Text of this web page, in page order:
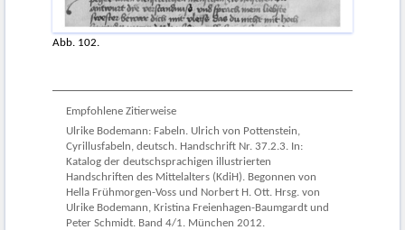
Abb. 102.
Empfohlene Zitierweise
Ulrike Bodemann: Fabeln. Ulrich von Pottenstein,
Cyrillusfabeln, deutsch. Handschrift Nr. 37.2.3. In:
Katalog der deutschsprachigen illustrierten
Handschriften des Mittelalters (KdiH). Begonnen von
Hella Frühmorgen-Voss und Norbert H. Ott. Hrsg. von
Ulrike Bodemann, Kristina Freienhagen-Baumgardt und
Peter Schmidt. Band 4/1. München 2012.